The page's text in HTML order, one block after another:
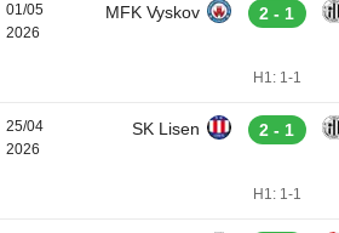
01/05
2026
MFK Vyskov 2 - 1
H1: 1-1
25/04
2026
SK Lisen 2 - 1
H1: 1-1